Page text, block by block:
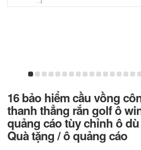
16 bảo hiểm cầu vồng
thanh thẳng rắn golf ô
quảng cáo tùy chỉnh ô
Quà tặng / ô quảng cáo